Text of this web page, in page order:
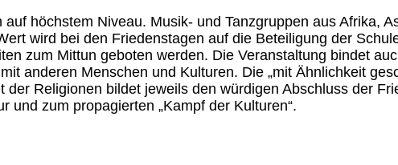
höchstem Niveau. Musik- und Tanzgruppen aus Afrika,
wird bei den Friedenstagen auf die Beteiligung der
zum Mittun geboten werden. Die Veranstaltung bindet
anderen Menschen und Kulturen. Die „mit Ähnlichkeit
Religionen bildet jeweils den würdigen Abschluss der
zum propagierten „Kampf der Kulturen“.